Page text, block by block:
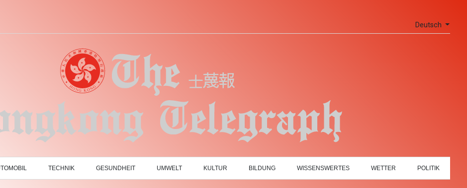
Deutsch
TECHNIK GESUNDHEIT UMWELT KULTUR BILDUNG WISSENSWERTES WETTER POLITIK